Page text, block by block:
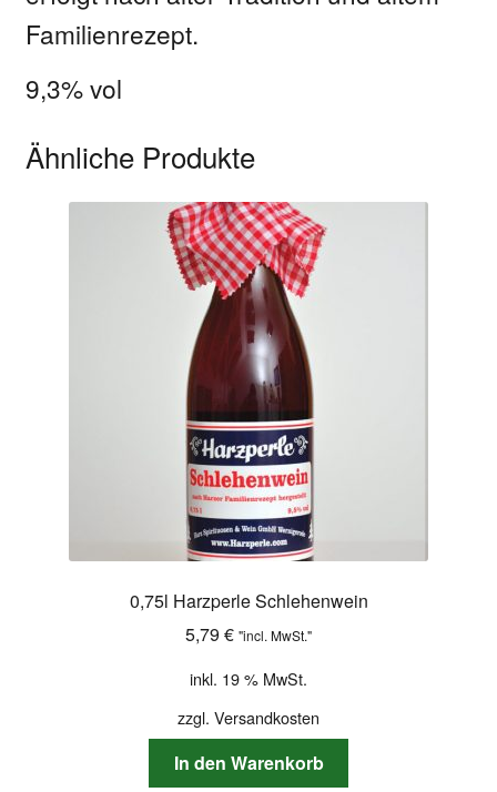
Familienrezept.
9,3% vol
Ähnliche Produkte
0,75l Harzperle Schlehenwein
5,79 € "incl. MwSt."
inkl. 19 % MwSt.
zzgl. Versandkosten
In den Warenkorb